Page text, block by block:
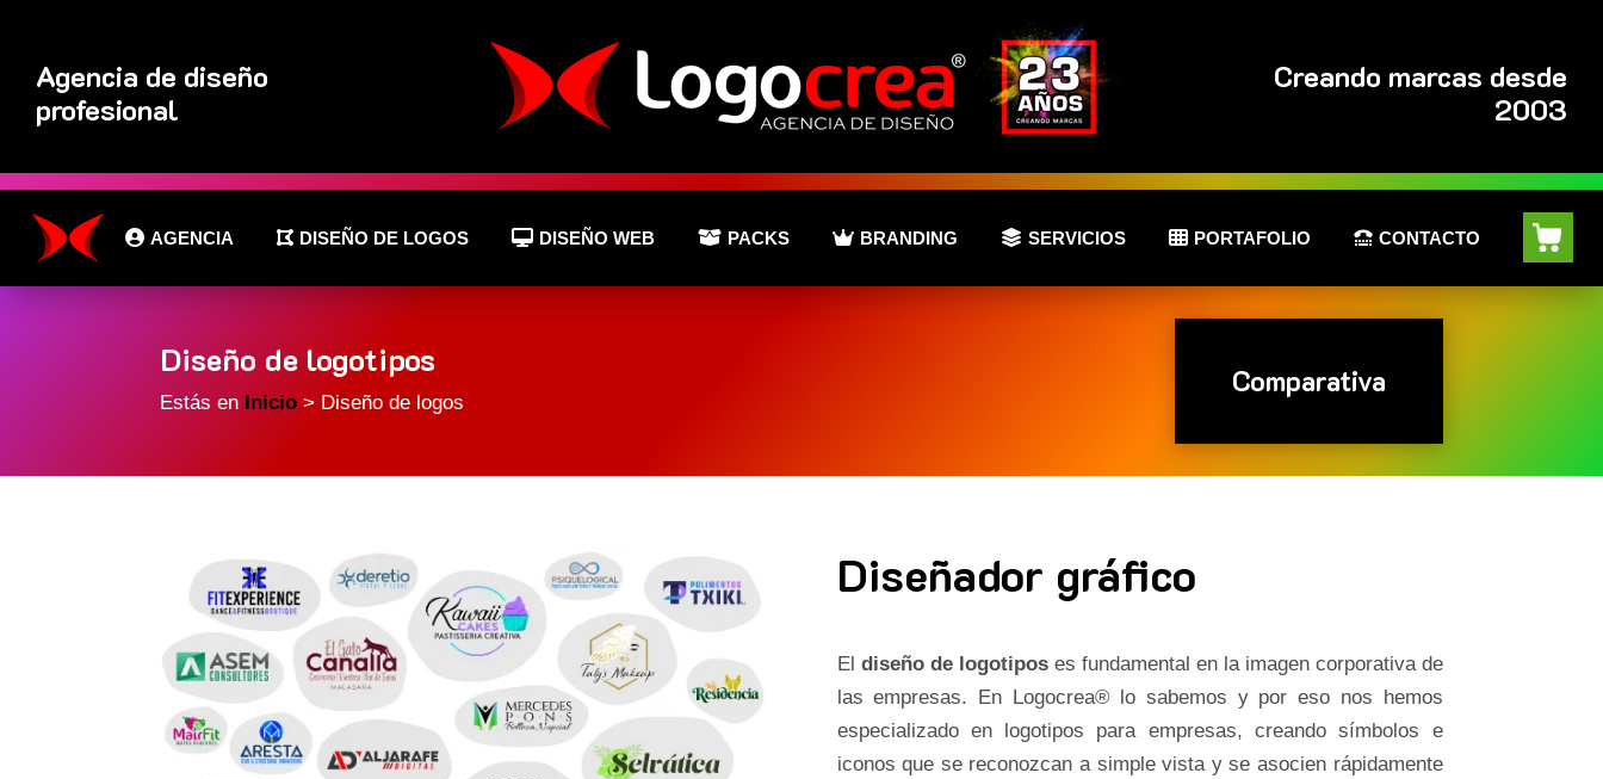
Agencia de diseño
profesional
Creando marcas desde
2003
AGENCIA DISEÑO DE LOGOS DISEÑO WEB PACKS BRANDING SERVICIOS PORTAFOLIO CONTACTO
Diseño de logotipos
Estás en Inicio> Diseño de logos
Comparativa
Diseñador gráfico
El diseño de logotiposes fundamental en la imagen corporativa de
las empresas. En Logocrea® lo sabemos y por eso nos hemos
especializado en logotipos para empresas, creando símbolos e
iconos que se reconozcan a simple vista y se asocien rápidamente